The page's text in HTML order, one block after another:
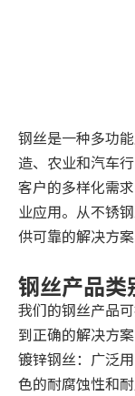
钢丝是一种多功
造、农业和汽车
客户的多样化需
业应用。从不锈
供可靠的解决方案
钢丝产品类
我们的钢丝产品
到正确的解决方案
镀锌钢丝：广泛
色的耐腐蚀性和